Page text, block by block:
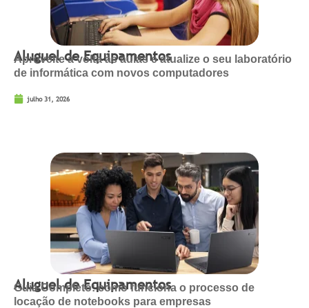
Aluguel de Equipamentos
Aproveite a volta às aulas e atualize o seu laboratório
de informática com novos computadores
julho 31, 2026
Aluguel de Equipamentos
Guia Completo: como funciona o processo de
locação de notebooks para empresas